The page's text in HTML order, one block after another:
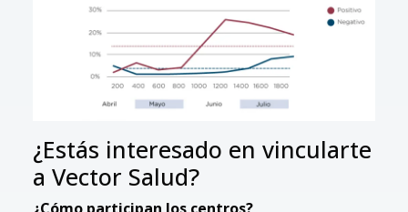
¿Estás interesado en vincularte
a Vector Salud?